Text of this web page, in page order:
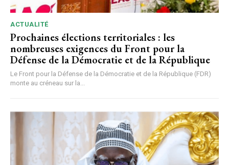
ACTUALITÉ
Prochaines élections territoriales : les
nombreuses exigences du Front pour la
Défense de la Démocratie et de la République
Le Front pour la Défense de la Démocratie et de la République (FDR)
monte au créneau sur la...